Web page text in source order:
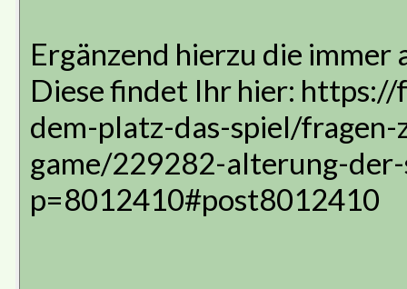
Ergänzend hierzu die
Diese findet Ihr hier:
dem-platz-das-spiel/
game/229282-alterung-
p=8012410#post8012410